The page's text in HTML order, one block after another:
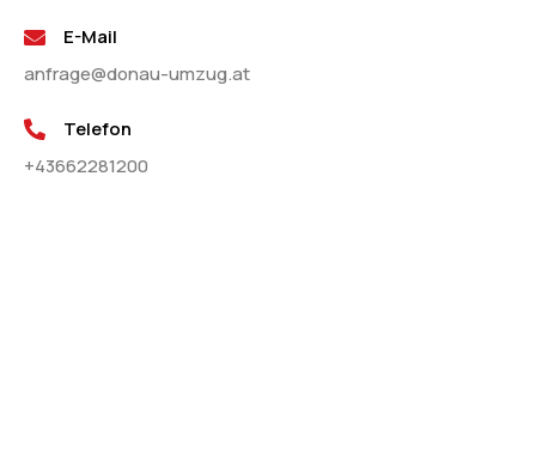
E-Mail
anfrage@donau-umzug.at
Telefon
+43662281200